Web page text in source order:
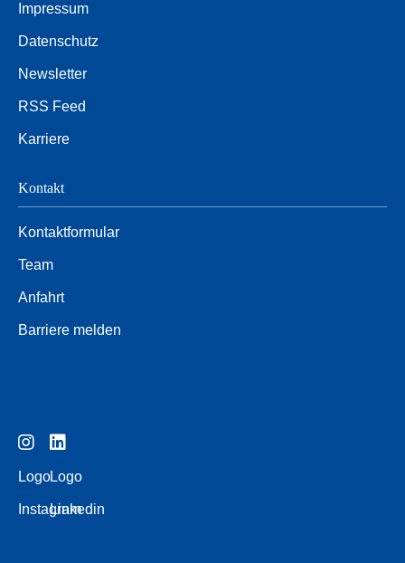
Impressum
Datenschutz
Newsletter
RSS Feed
Karriere
Kontakt
Kontaktformular
Team
Anfahrt
Barriere melden
Logo
Instagram
Logo
Linkedin